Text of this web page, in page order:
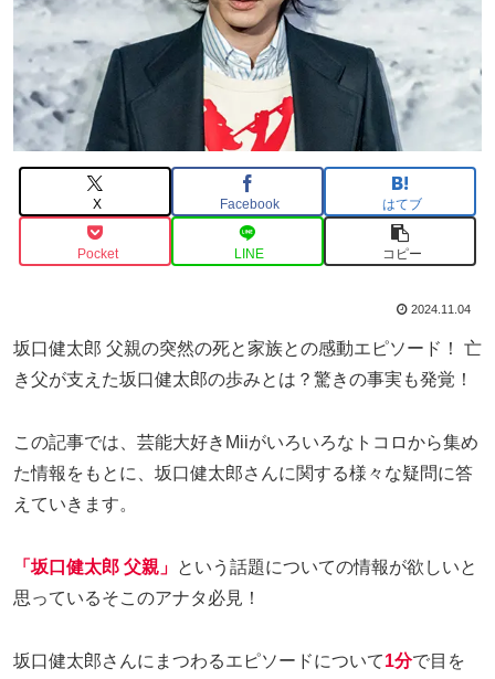
X Facebook はてブ
Pocket LINE コピー
2024.11.04
坂口健太郎 父親の突然の死と家族との感動エピソード！ 亡
き父が支えた坂口健太郎の歩みとは？驚きの事実も発覚！
この記事では、芸能大好きMiiがいろいろなトコロから集め
た情報をもとに、坂口健太郎さんに関する様々な疑問に答
えていきます。
「坂口健太郎 父親」 という話題についての情報が欲しいと
思っているそこのアナタ必見！
坂口健太郎さんにまつわるエピソードについて1分で目を